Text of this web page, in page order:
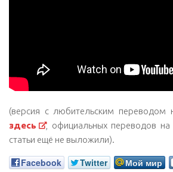
(версия с любительским переводом
здесь
, официальных переводов
статьи ещё не выложили).
Facebook Twitter Мой мир